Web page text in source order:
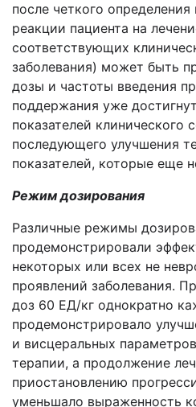
после четкого
реакции пациента на
соответствующих
заболевания) может быть
дозы и частоты введения
поддержания уже
показателей клинического
последующего улучшения
показателей, которые еще
Режим дозирования
Различные режимы
продемонстрировали
некоторых или всех не
проявлений заболевания.
доз 60 ЕД/кг однократно
продемонстрировало
и висцеральных
терапии, а продолжение
приостановлению
уменьшало выраженность